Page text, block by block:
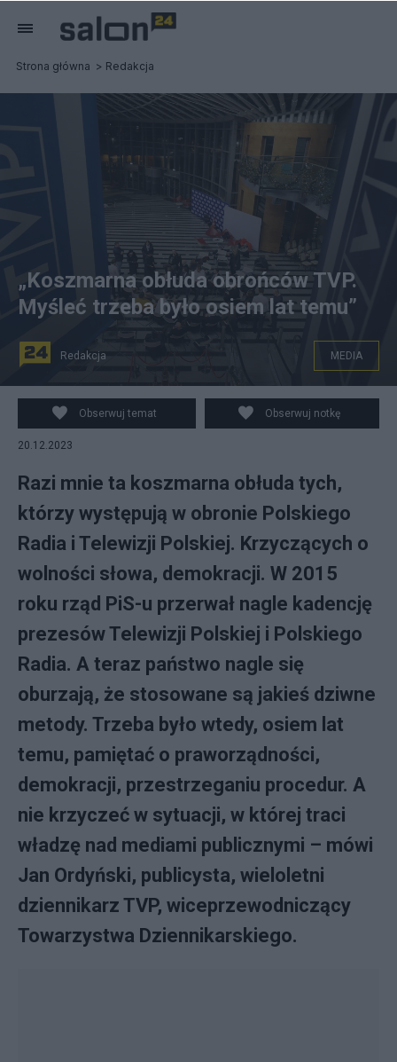
Strona główna Redakcja
Politycy PiS w budynku TVP przy ulicy Woronicza w
Warszawie, 20 bm. Obecność polityków w siedzibie
Telewizji Polskiej ma związek z przegłosowaną wczoraj
uchwałą Sejmu, zapowiadającą zmiany, jakie w mediach
„Koszmarna obłuda obrońców TVP.
Myśleć trzeba było osiem lat temu”
Redakcja MEDIA
Obserwuj temat Obserwuj notkę
20.12.2023
Razi mnie ta koszmarna obłuda tych,
którzy występują w obronie Polskiego
Radia i Telewizji Polskiej. Krzyczących o
wolności słowa, demokracji. W 2015
roku rząd PiS-u przerwał nagle kadencję
prezesów Telewizji Polskiej i Polskiego
Radia. A teraz państwo nagle się
oburzają, że stosowane są jakieś dziwne
metody. Trzeba było wtedy, osiem lat
temu, pamiętać o praworządności,
demokracji, przestrzeganiu procedur. A
nie krzyczeć w sytuacji, w której traci
władzę nad mediami publicznymi – mówi
Jan Ordyński, publicysta, wieloletni
dziennikarz TVP, wiceprzewodniczący
Towarzystwa Dziennikarskiego.